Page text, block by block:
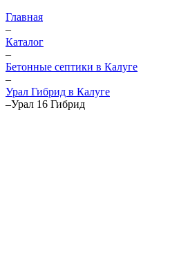
Главная
–
Каталог
–
Бетонные септики в Калуге
–
Урал Гибрид в Калуге
–Урал 16 Гибрид